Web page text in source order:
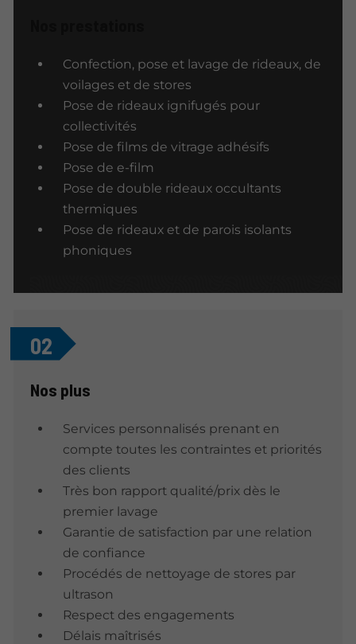
Confection, pose et lavage de rideaux, de
voilages et de stores
Pose de rideaux ignifugés pour
collectivités
Pose de films de vitrage adhésifs
Pose de e-film
Pose de double rideaux occultants
thermiques
Pose de rideaux et de parois isolants
phoniques
02
Nos plus
Services personnalisés prenant en
compte toutes les contraintes et priorités
des clients
Très bon rapport qualité/prix dès le
premier lavage
Garantie de satisfaction par une relation
de confiance
Procédés de nettoyage de stores par
ultrason
Respect des engagements
Délais maîtrisés